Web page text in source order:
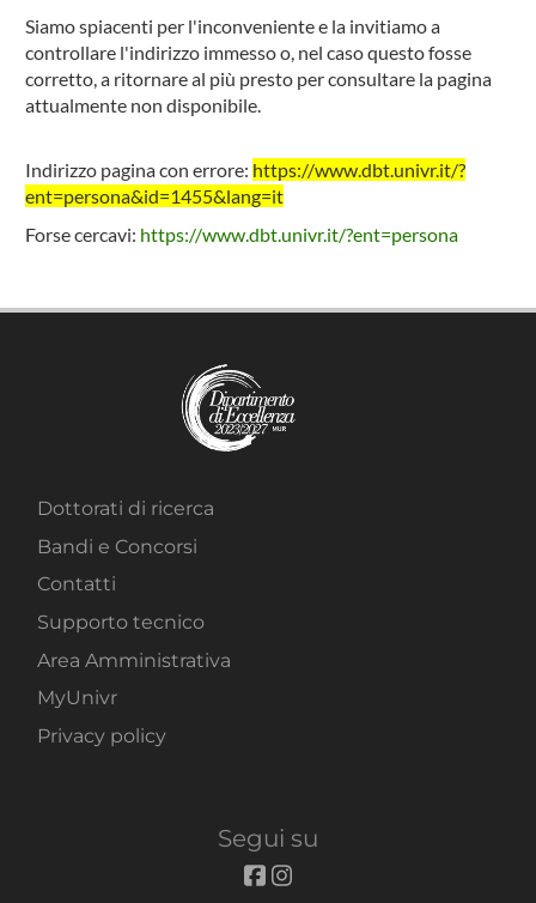
Siamo spiacenti per l'inconveniente e la invitiamo a
controllare l'indirizzo immesso o, nel caso questo fosse
corretto, a ritornare al più presto per consultare la pagina
attualmente non disponibile.
Indirizzo pagina con errore: https://www.dbt.univr.it/?
ent=persona&id=1455&lang=it
Forse cercavi: https://www.dbt.univr.it/?ent=persona
Dottorati di ricerca
Bandi e Concorsi
Contatti
Supporto tecnico
Area Amministrativa
MyUnivr
Privacy policy
Segui su